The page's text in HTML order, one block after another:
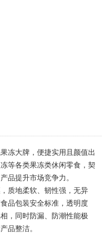
大牌，便捷实用且颜值出
等各类果冻类休闲零食，契
品提升市场竞争力。
地柔软、韧性强，无异
品包装安全标准，透明度
，同时防漏、防潮性能极
品整洁。